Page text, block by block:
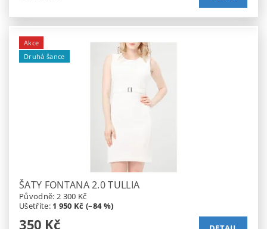
Akce
Druhá šance
ŠATY FONTANA 2.0 TULLIA
Původně: 2 300 Kč
Ušetříte: 1 950 Kč (–84 %)
350 Kč